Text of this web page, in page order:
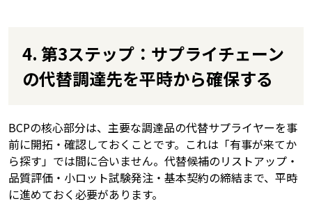
4. 第3ステップ：サプライチェーン
の代替調達先を平時から確保する
BCPの核心部分は、主要な調達品の代替サプライヤーを事
前に開拓・確認しておくことです。これは「有事が来てか
ら探す」では間に合いません。代替候補のリストアップ・
品質評価・小ロット試験発注・基本契約の締結まで、平時
に進めておく必要があります。